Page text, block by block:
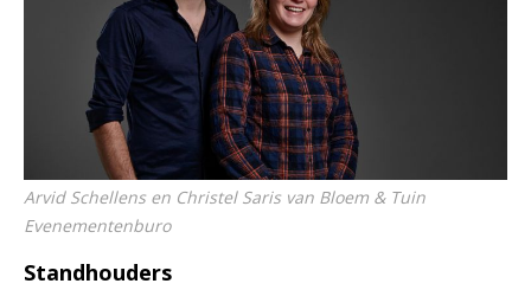
Arvid Schellens en Christel Saris van Bloem & Tuin
Evenementenburo
Standhouders